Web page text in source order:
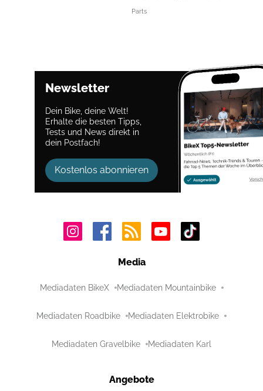
Parts
Newsletter
Dein Bike, deine Welt!
Erhalte die besten Tipps,
Tests und News direkt in
dein Postfach!
Kostenlos abonnieren
Media
Mediadaten BikeX Mediadaten Mountainbike
Mediadaten Roadbike Mediadaten Elektrobike
Mediadaten Gravelbike Mediadaten Karl
Angebote